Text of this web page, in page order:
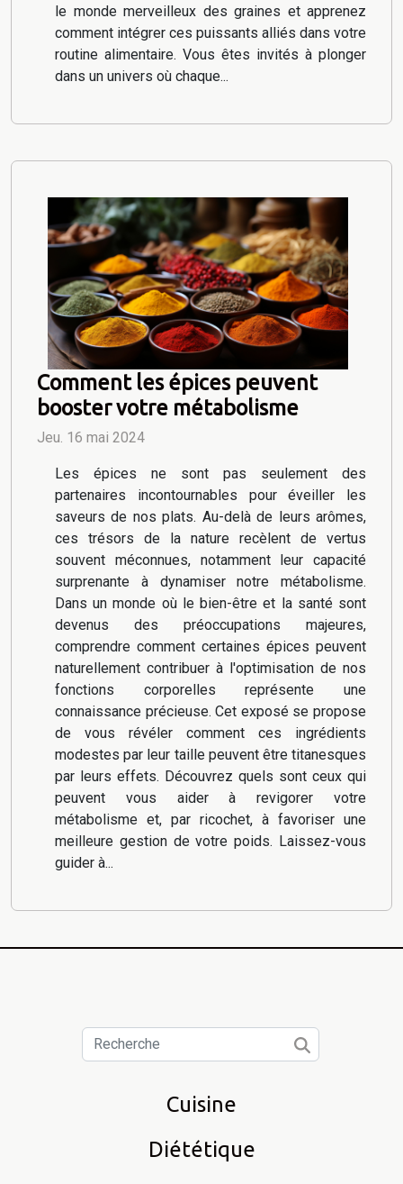
le monde merveilleux des graines et apprenez
comment intégrer ces puissants alliés dans votre
routine alimentaire. Vous êtes invités à plonger
dans un univers où chaque...
Comment les épices peuvent
booster votre métabolisme
Jeu. 16 mai 2024
Les épices ne sont pas seulement des
partenaires incontournables pour éveiller les
saveurs de nos plats. Au-delà de leurs arômes,
ces trésors de la nature recèlent de vertus
souvent méconnues, notamment leur capacité
surprenante à dynamiser notre métabolisme.
Dans un monde où le bien-être et la santé sont
devenus des préoccupations majeures,
comprendre comment certaines épices peuvent
naturellement contribuer à l'optimisation de nos
fonctions corporelles représente une
connaissance précieuse. Cet exposé se propose
de vous révéler comment ces ingrédients
modestes par leur taille peuvent être titanesques
par leurs effets. Découvrez quels sont ceux qui
peuvent vous aider à revigorer votre
métabolisme et, par ricochet, à favoriser une
meilleure gestion de votre poids. Laissez-vous
guider à...
Cuisine
Diététique